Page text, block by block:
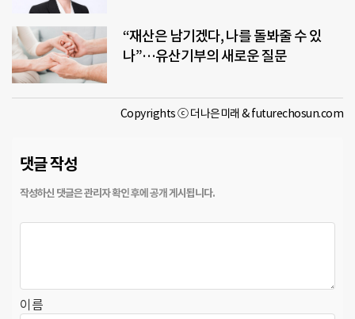
“재산은 남기겠다, 나를 돌봐줄 수 있
나”…유산기부의 새로운 질문
Copyrights ⓒ 더나은미래 & futurechosun.com
댓글 작성
이름